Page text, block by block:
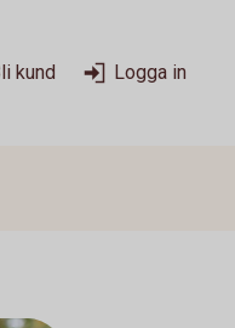
kund Logga in